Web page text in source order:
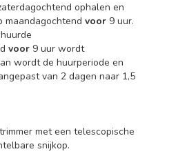
ophalen en
maandagochtend voor 9 uur.
voor 9 uur wordt
wordt de huurperiode en
van 2 dagen naar 1,5
met een telescopische
snijkop.